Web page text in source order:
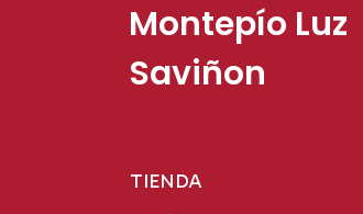
Montepío Luz
Saviñon
TIENDA